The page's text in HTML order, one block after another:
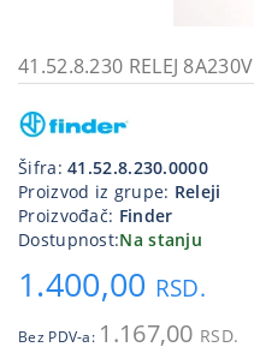
priključci
Kućna
tehnika
Poslovna
oprema,računari
Strujni
program
41.52.8.230 RELEJ 8A230V
Šifra:41.52.8.230.0000
Proizvod iz grupe: Releji
Proizvođač: Finder
Dostupnost:Na stanju
1.400,00 RSD.
Bez PDV-a: 1.167,00 RSD.